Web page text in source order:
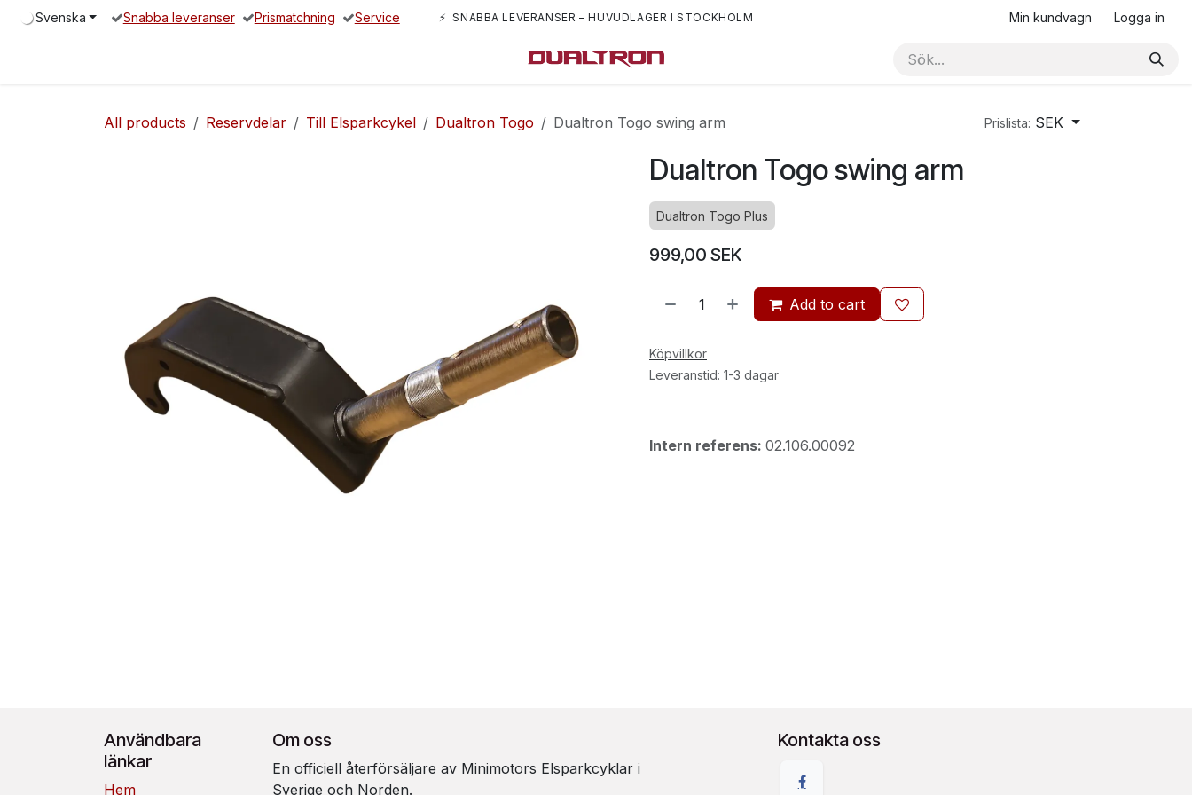
Hoppa till innehåll
Svenska Snabba leveranser Prismatchning Service Min kundvagn Logga in
⚡ SNABBA LEVERANSER – HUVUDLAGER I STOCKHOLM
All products Reservdelar Till Elsparkcykel Dualtron Togo Dualtron Togo swing arm Prislista: SEK
Dualtron Togo swing arm
Dualtron Togo Plus
999,00 SEK
Add to cart
Köpvillkor
Leveranstid: 1-3 dagar
Intern referens: 02.106.00092
Användbara
länkar
Hem
Om oss
En officiell återförsäljare av Minimotors Elsparkcyklar i
Sverige och Norden.
Kontakta oss